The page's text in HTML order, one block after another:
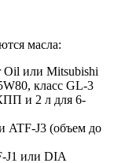
масла:
или Mitsubishi
класс GL-3
и 2 л для 6-
J3 (объем до
J1 или DIA